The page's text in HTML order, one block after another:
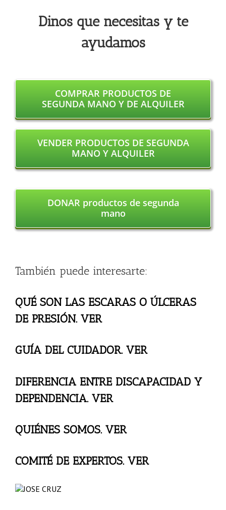
Dinos que necesitas y te
ayudamos
COMPRAR PRODUCTOS DE
SEGUNDA MANO Y DE ALQUILER
VENDER PRODUCTOS DE SEGUNDA
MANO Y ALQUILER
DONAR productos de segunda
mano
También puede interesarte:
QUÉ SON LAS ESCARAS O ÚLCERAS
DE PRESIÓN. VER
GUÍA DEL CUIDADOR. VER
DIFERENCIA ENTRE DISCAPACIDAD Y
DEPENDENCIA. VER
QUIÉNES SOMOS. VER
COMITÉ DE EXPERTOS. VER